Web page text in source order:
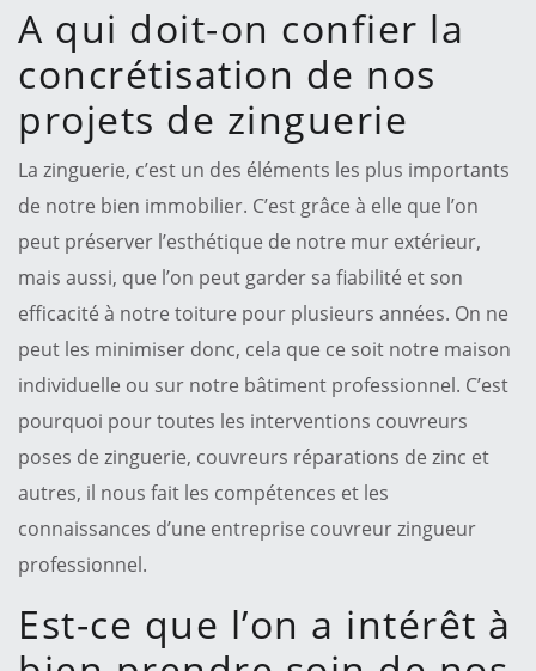
A qui doit-on confier la
concrétisation de nos
projets de zinguerie
La zinguerie, c’est un des éléments les plus importants
de notre bien immobilier. C’est grâce à elle que l’on
peut préserver l’esthétique de notre mur extérieur,
mais aussi, que l’on peut garder sa fiabilité et son
efficacité à notre toiture pour plusieurs années. On ne
peut les minimiser donc, cela que ce soit notre maison
individuelle ou sur notre bâtiment professionnel. C’est
pourquoi pour toutes les interventions couvreurs
poses de zinguerie, couvreurs réparations de zinc et
autres, il nous fait les compétences et les
connaissances d’une entreprise couvreur zingueur
professionnel.
Est-ce que l’on a intérêt à